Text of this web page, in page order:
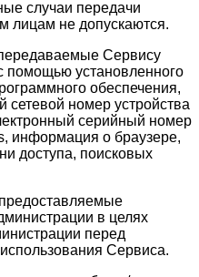
случаи передачи
лицам не допускаются.
Сервису
помощью установленного
обеспечения,
сетевой номер устройства
серийный номер
информация о браузере,
доступа, поисковых
в целях
перед
Сервиса.